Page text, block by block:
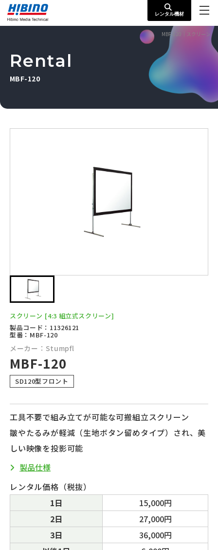
レンタル機材
MBF-120｜スクリーン
Rental
MBF-120
スクリーン [4:3 組立式スクリーン]
製品コード：11326121
型番：MBF-120
メーカー：Stumpfl
MBF-120
SD120型フロント
工具不要で組み立てが可能な可搬組立スクリーン
皺やたるみが軽減（生地ボタン留めタイプ）され、美
しい映像を投影可能
製品仕様
レンタル価格（税抜）
1日
15,000円
2日
27,000円
3日
36,000円